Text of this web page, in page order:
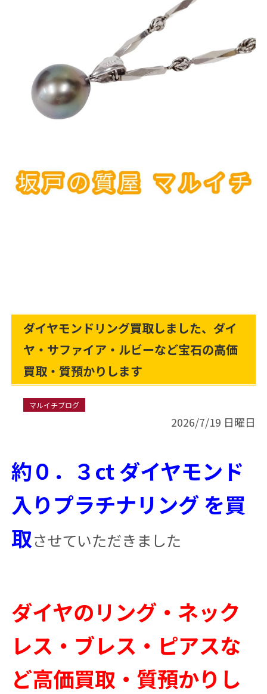
ダイヤモンドリング買取しました、ダイ
ヤ・サファイア・ルビーなど宝石の高価
買取・質預かりします
マルイチブログ
2026/7/19 日曜日
約０．３ct ダイヤモンド
入りプラチナリング を買
取させていただきました
ダイヤのリング・ネック
レス・ブレス・ピアスな
ど高価買取・質預かりし